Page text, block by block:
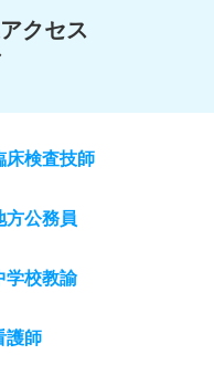
クセス
床検査技師
方公務員
学校教諭
護師